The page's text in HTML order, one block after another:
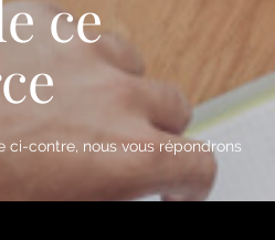
ce
contre, nous vous répondrons